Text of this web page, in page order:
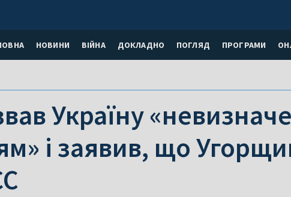
НОВИНИ ВІЙНА ДОКЛАДНО ПОГЛЯД ПРОГРАМИ
Україну
і заявив, що